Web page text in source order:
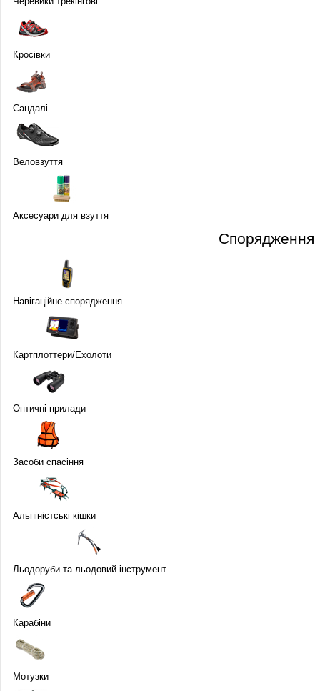
Кросівки
Сандалі
Веловзуття
Аксесуари для взуття
Спорядження
Навігаційне спорядження
Карт­плот­те­ри/Ехо­лоти
Оптичні прилади
Засоби спасіння
Альпіністські кішки
Льодоруби та льодовий інструмент
Карабіни
Мотузки